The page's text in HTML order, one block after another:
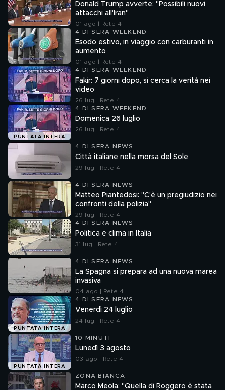
Donald Trump avverte: "Possibili nuovi
attacchi all'Iran"
01 ago | Rete 4
4 DI SERA WEEKEND
Esodo estivo, in viaggio con carburanti in
aumento
01 ago | Rete 4
4 DI SERA WEEKEND
Fakir: 7 giorni dopo, si cerca la verità nei
video
26 lug | Rete 4
PUNTATA INTERA
4 DI SERA WEEKEND
Domenica 26 luglio
26 lug | Rete 4
4 DI SERA NEWS
Città italiane nella morsa del Sole
29 lug | Rete 4
4 DI SERA NEWS
Matteo Piantedosi: "C'è un pregiudizio nei
confronti della polizia"
29 lug | Rete 4
4 DI SERA NEWS
Politica e clima in Italia
31 lug | Rete 4
4 DI SERA NEWS
La Spagna si prepara ad una nuova marea
invasiva
04 ago | Rete 4
PUNTATA INTERA
4 DI SERA NEWS
Venerdì 24 luglio
24 lug | Rete 4
PUNTATA INTERA
10 MINUTI
Lunedì 3 agosto
03 ago | Rete 4
ZONA BIANCA
Marco Meola: "Quella di Roggero è stata